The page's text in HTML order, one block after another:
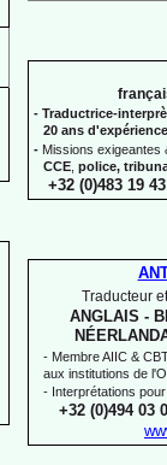
- Traductrice-
20 ans
- Missions exigeantes
CCE police,
+32 (0)483 19
Traducteur
ANGLAIS -
- Membre AIIC &
aux institutions de
- Interprétations
+32 (0)494 03